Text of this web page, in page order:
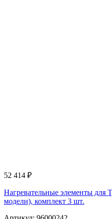
52 414 ₽
Нагревательные элементы для
модели), комплект 3 шт.